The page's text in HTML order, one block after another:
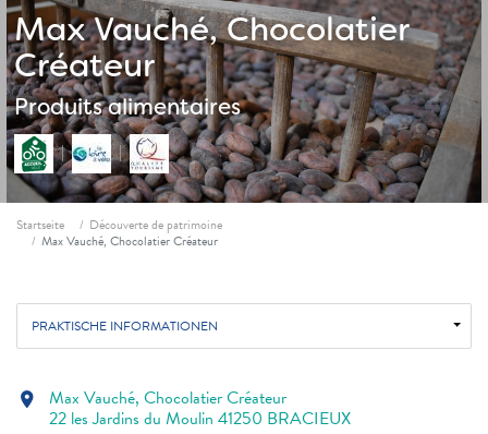
Max Vauché, Chocolatier
Créateur
Produits alimentaires
Fil d'ariane
Startseite
Découverte de patrimoine
Max Vauché, Chocolatier Créateur
PRAKTISCHE INFORMATIONEN
location_on Max Vauché, Chocolatier Créateur
22 les Jardins du Moulin 41250 BRACIEUX